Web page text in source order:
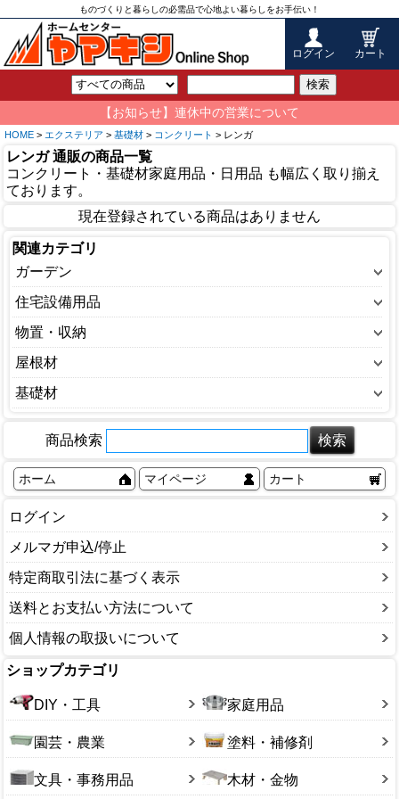
ものづくりと暮らしの必需品で心地よい暮らしをお手伝い！
ログイン カート
検索
【お知らせ】連休中の営業について
HOME > エクステリア > 基礎材 > コンクリート > レンガ
レンガ 通販の商品一覧
コンクリート・基礎材家庭用品・日用品 も幅広く取り揃え
ております。
現在登録されている商品はありません
関連カテゴリ
ガーデン
ウッドデッキ
ガーデンテント
ガーデンライト
フェンス
ベンチ・テーブル
焼却炉・ゴミステーション
人工芝
庭石・置物
流し台
住宅設備用品
グレーチング
よしず・竹す
段差プレート
梯子・脚立
物干し台
物置・収納
RVBOX
サイクルハウス
収納庫
物置
屋根材
ビニール波板
基礎材
モルタル・セメント
商品検索
ホーム マイページ カート
ログイン
メルマガ申込/停止
特定商取引法に基づく表示
送料とお支払い方法について
個人情報の取扱いについて
ショップカテゴリ
DIY・工具 家庭用品
園芸・農業 塗料・補修剤
文具・事務用品 木材・金物